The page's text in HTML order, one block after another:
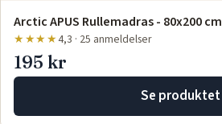
Arctic APUS Rullemadras - 80x200 cm
★★★★4,3 · 25 anmeldelser
195 kr
Se produktet